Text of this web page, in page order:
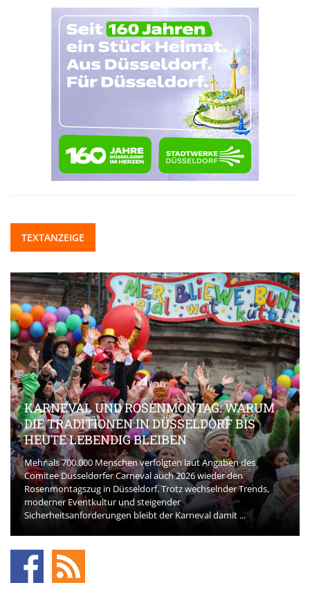
TEXTANZEIGE
KARNEVAL UND ROSENMONTAG: WARUM
DIE TRADITIONEN IN DÜSSELDORF BIS
HEUTE LEBENDIG BLEIBEN
Mehr als 700.000 Menschen verfolgten laut Angaben des
Comitee Düsseldorfer Carneval auch 2026 wieder den
Rosenmontagszug in Düsseldorf. Trotz wechselnder Trends,
moderner Eventkultur und steigender
Sicherheitsanforderungen bleibt der Karneval damit ...